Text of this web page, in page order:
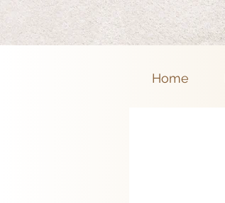
Home